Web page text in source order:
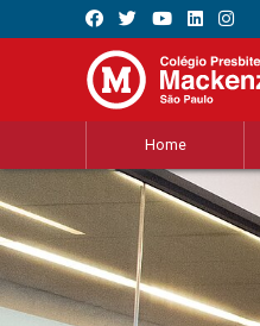
Home